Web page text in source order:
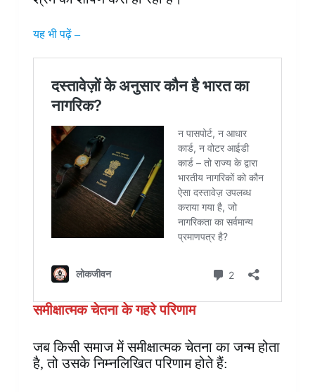
यह भी पढ़ें –
समीक्षात्मक चेतना के गहरे परिणाम
जब किसी समाज में समीक्षात्मक चेतना का जन्म होता
है, तो उसके निम्नलिखित परिणाम होते हैं: